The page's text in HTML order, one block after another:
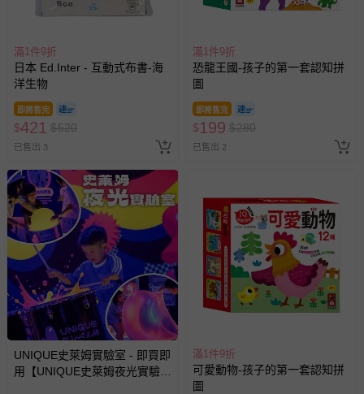
滿1件9折
日本 Ed.Inter - 互動式布書-海
洋生物
即將售完
$421 $520
已售出 3
滿1件9折
恐龍王國-孩子的第一套認知拼
圖
即將售完
$199 $280
已售出 2
UNIQUE史萊姆實驗室 - 即買即
用【UNIQUE史萊姆夜光實驗室
滿1件9折
可愛動物-孩子的第一套認知拼
圖